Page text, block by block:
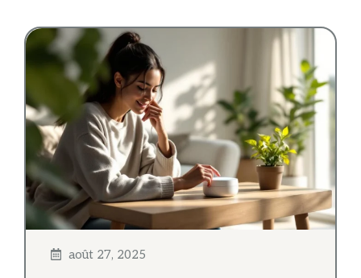
août 27, 2025